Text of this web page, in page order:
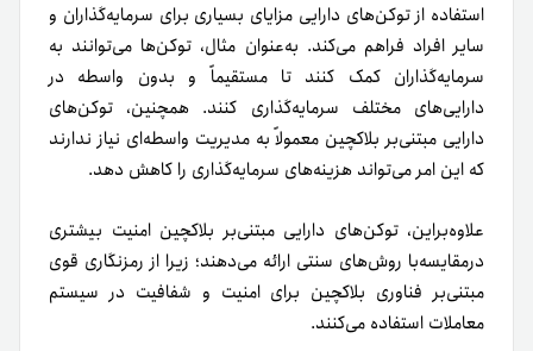
استفاده از توکن‌های دارایی مزایای بسیاری برای سرمایه‌گذاران و
سایر افراد فراهم می‌کند. به‌عنوان مثال، توکن‌ها می‌توانند به
سرمایه‌گذاران کمک کنند تا مستقیماً و بدون واسطه در
دارایی‌های مختلف سرمایه‌گذاری کنند. همچنین، توکن‌های
دارایی مبتنی‌بر بلاکچین معمولاً به مدیریت واسطه‌ای نیاز ندارند
که این امر می‌تواند هزینه‌های سرمایه‌گذاری را کاهش دهد.
علاوه‌بر‌این، توکن‌های دارایی مبتنی‌بر بلاکچین امنیت بیشتری
در‌مقایسه‌با روش‌های سنتی ارائه می‌دهند؛ زیرا از رمزنگاری قوی
مبتنی‌بر فناوری بلاکچین برای امنیت و شفافیت در سیستم
معاملات استفاده می‌کنند.